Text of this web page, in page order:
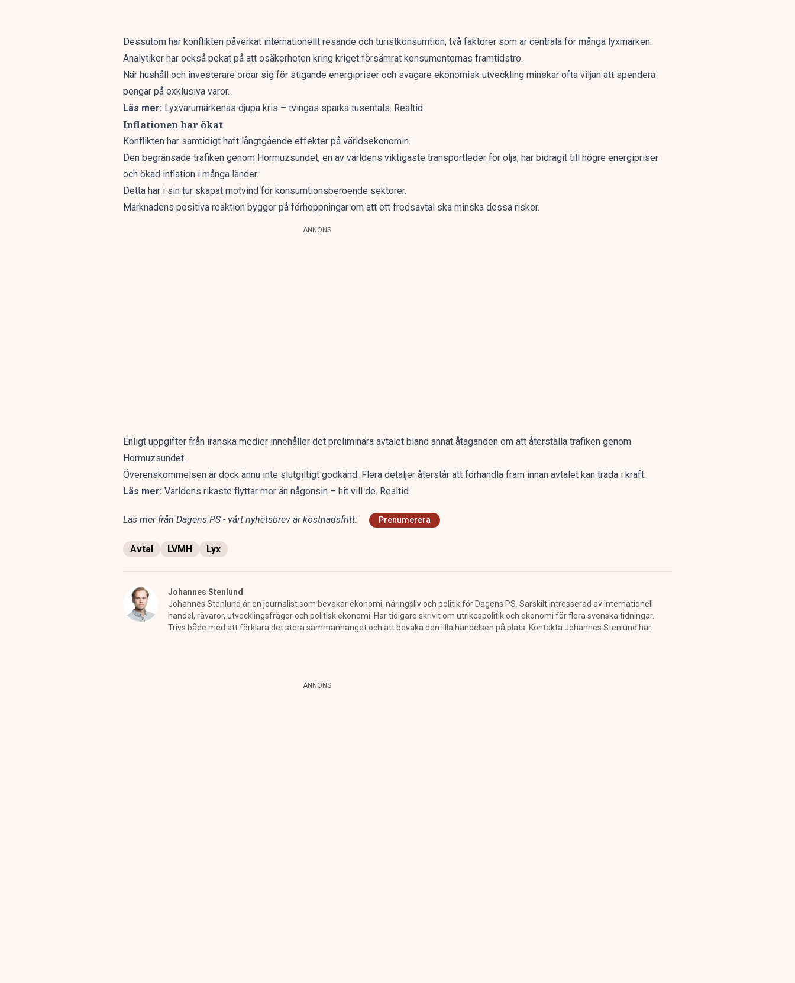
Dessutom har konflikten påverkat internationellt resande och turistkonsumtion, två faktorer som är centrala för många lyxmärken.
Analytiker har också pekat på att osäkerheten kring kriget försämrat konsumenternas framtidstro.
När hushåll och investerare oroar sig för stigande energipriser och svagare ekonomisk utveckling minskar ofta viljan att spendera
pengar på exklusiva varor.
Läs mer: Lyxvarumärkenas djupa kris – tvingas sparka tusentals. Realtid
Inflationen har ökat
Konflikten har samtidigt haft långtgående effekter på världsekonomin.
Den begränsade trafiken genom Hormuzsundet, en av världens viktigaste transportleder för olja, har bidragit till högre energipriser
och ökad inflation i många länder.
Detta har i sin tur skapat motvind för konsumtionsberoende sektorer.
Marknadens positiva reaktion bygger på förhoppningar om att ett fredsavtal ska minska dessa risker.
ANNONS
Enligt uppgifter från iranska medier innehåller det preliminära avtalet bland annat åtaganden om att återställa trafiken genom
Hormuzsundet.
Överenskommelsen är dock ännu inte slutgiltigt godkänd. Flera detaljer återstår att förhandla fram innan avtalet kan träda i kraft.
Läs mer: Världens rikaste flyttar mer än någonsin – hit vill de. Realtid
Läs mer från Dagens PS - vårt nyhetsbrev är kostnadsfritt: Prenumerera
Avtal LVMH Lyx
Johannes Stenlund
Johannes Stenlund är en journalist som bevakar ekonomi, näringsliv och politik för Dagens PS. Särskilt intresserad av internationell
handel, råvaror, utvecklingsfrågor och politisk ekonomi. Har tidigare skrivit om utrikespolitik och ekonomi för flera svenska tidningar.
Trivs både med att förklara det stora sammanhanget och att bevaka den lilla händelsen på plats. Kontakta Johannes Stenlund här.
ANNONS